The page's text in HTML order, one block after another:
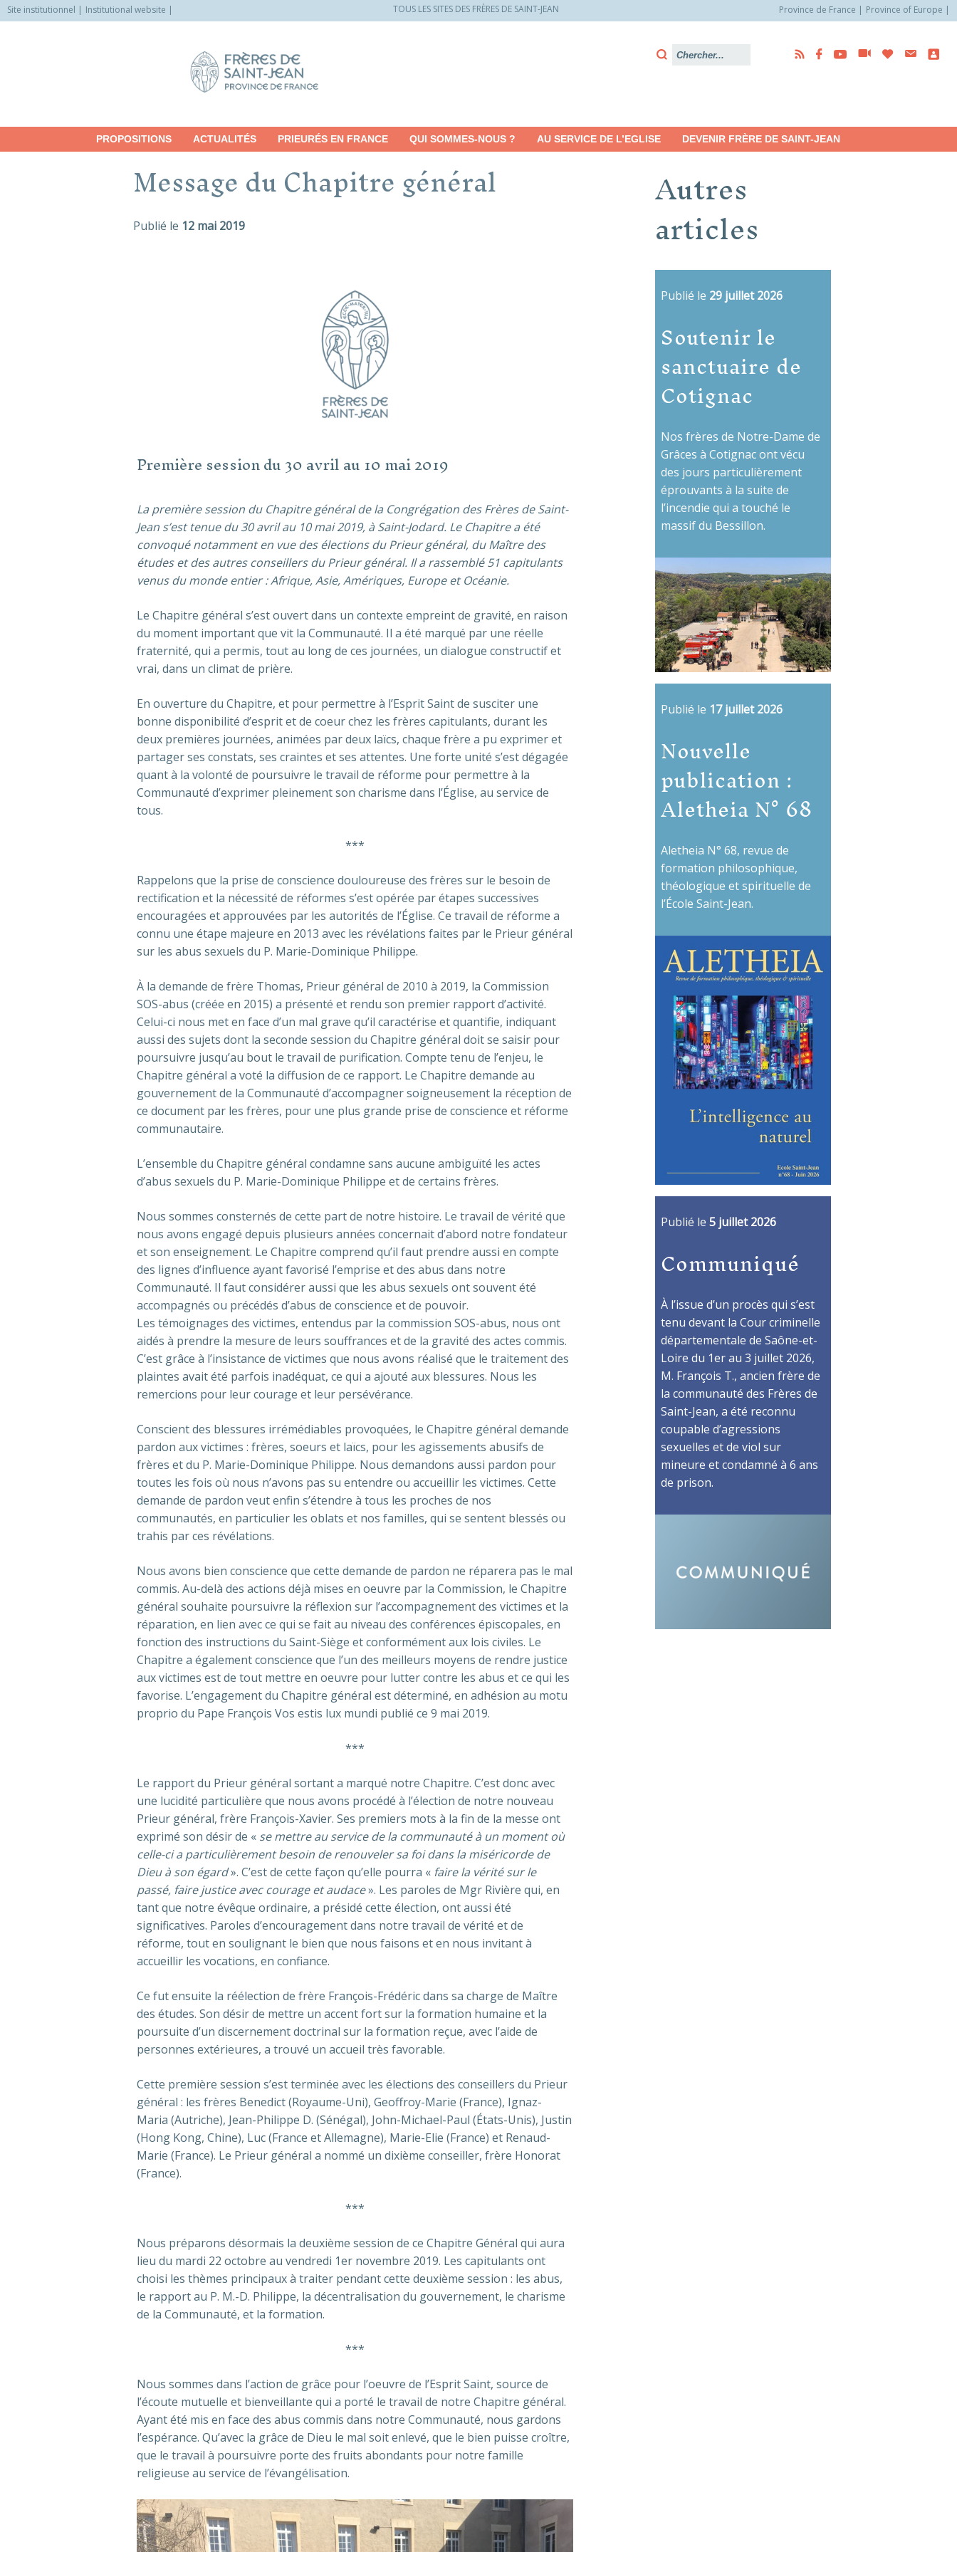
Site institutionnel Institutional website TOUS LES SITES DES FRÈRES DE SAINT-JEAN Province de France
Province of Europe
PROPOSITIONS ACTUALITÉS PRIEURÉS EN FRANCE QUI SOMMES-NOUS ? AU SERVICE DE L’EGLISE DEVENIR FRÈRE DE SAINT-JEAN
Message du Chapitre général
Publié le 12 mai 2019
Première session du 30 avril au 10 mai 2019
La première session du Chapitre général de la Congrégation des Frères de Saint-
Jean s’est tenue du 30 avril au 10 mai 2019, à Saint-Jodard. Le Chapitre a été
convoqué notamment en vue des élections du Prieur général, du Maître des
études et desautres conseillers du Prieur général. Il a rassemblé 51 capitulants
venus du monde entier : Afrique, Asie, Amériques, Europe etOcéanie.
Le Chapitre général s’est ouvert dans un contexte empreint de gravité, en raison
du moment important que vit la Communauté. Il a été marqué par une réelle
fraternité, qui a permis, tout au long de ces journées, un dialogue constructif et
vrai, dans un climat de prière.
En ouverture du Chapitre, et pour permettre à l’Esprit Saint de susciter une
bonne disponibilité d’esprit et de coeur chez les frères capitulants, durant les
deux premières journées, animées par deux laïcs, chaque frère a pu exprimer et
partager ses constats, ses craintes et ses attentes. Une forte unité s’est dégagée
quant à la volonté de poursuivre le travail de réforme pour permettre à la
Communauté d’exprimer pleinement son charisme dans l’Église, au service de
tous.
***
Rappelons que la prise de conscience douloureuse des frères sur le besoin de
rectification et la nécessité de réformes s’est opérée par étapes successives
encouragées et approuvées par les autorités de l’Église. Ce travail de réforme a
connu une étape majeure en 2013 avec les révélations faites par le Prieur général
sur les abus sexuels du P. Marie-Dominique Philippe.
À la demande de frère Thomas, Prieur général de 2010 à 2019, la Commission
SOS-abus (créée en 2015) a présenté et rendu son premier rapport d’activité.
Celui-ci nous met en face d’un mal grave qu’il caractérise et quantifie, indiquant
aussi des sujets dont la seconde session du Chapitre général doit se saisir pour
poursuivre jusqu’au bout le travail de purification. Compte tenu de l’enjeu, le
Chapitre général a voté la diffusion de ce rapport. Le Chapitre demande au
gouvernement de la Communauté d’accompagner soigneusement la réception de
ce document par les frères, pour une plus grande prise de conscience et réforme
communautaire.
L’ensemble du Chapitre général condamne sans aucune ambiguïté les actes
d’abus sexuels du P. Marie-Dominique Philippe et de certains frères.
Nous sommes consternés de cette part de notre histoire. Le travail de vérité que
nous avons engagé depuis plusieurs années concernait d’abord notre fondateur
et son enseignement. Le Chapitre comprend qu’il faut prendre aussi en compte
des lignes d’influence ayant favorisé l’emprise et des abus dans notre
Communauté. Il faut considérer aussi que les abus sexuels ont souvent été
accompagnés ou précédés d’abus de conscience et de pouvoir.
Les témoignages des victimes, entendus par la commission SOS-abus, nous ont
aidés à prendre la mesure de leurs souffrances et de la gravité des actes commis.
C’est grâce à l’insistance de victimes que nous avons réalisé que le traitement des
plaintes avait été parfois inadéquat, ce qui a ajouté aux blessures. Nous les
remercions pour leur courage et leur persévérance.
Conscient des blessures irrémédiables provoquées, le Chapitre général demande
pardon aux victimes : frères, soeurs et laïcs, pour les agissements abusifs de
frères et du P. Marie-Dominique Philippe. Nous demandons aussi pardon pour
toutes les fois où nous n’avons pas su entendre ou accueillir les victimes. Cette
demande de pardon veut enfin s’étendre à tous les proches de nos
communautés, en particulier les oblats et nos familles, qui se sentent blessés ou
trahis par ces révélations.
Nous avons bien conscience que cette demande de pardon ne réparera pas le mal
commis. Au-delà des actions déjà mises en oeuvre par la Commission, le Chapitre
général souhaite poursuivre la réflexion sur l’accompagnement des victimes et la
réparation, en lien avec ce qui se fait au niveau des conférences épiscopales, en
fonction des instructions du Saint-Siège et conformément aux lois civiles. Le
Chapitre a également conscience que l’un des meilleurs moyens de rendre justice
aux victimes est de tout mettre en oeuvre pour lutter contre les abus et ce qui les
favorise. L’engagement du Chapitre général est déterminé, en adhésion au motu
proprio du Pape François Vos estis lux mundi publié ce 9 mai 2019.
***
Le rapport du Prieur général sortant a marqué notre Chapitre. C’est donc avec
une lucidité particulière que nous avons procédé à l’élection de notre nouveau
Prieur général, frère François-Xavier. Ses premiers mots à la fin de la messe ont
exprimé son désir de « se mettre au service de la communauté à un moment où
celle-ci a particulièrement besoin derenouveler sa foi dans la miséricorde de
Dieu à son égard». C’est de cette façon qu’elle pourra « faire la vérité sur le
passé, faire justice avec courage et audace». Les paroles de Mgr Rivière qui, en
tant que notre évêque ordinaire, a présidé cette élection, ont aussi été
significatives. Paroles d’encouragement dans notre travail de vérité et de
réforme, tout en soulignant le bien que nous faisons et en nous invitant à
accueillir les vocations, en confiance.
Ce fut ensuite la réélection de frère François-Frédéric dans sa charge de Maître
des études. Son désir de mettre un accent fort sur la formation humaine et la
poursuite d’un discernement doctrinal sur la formation reçue, avec l’aide de
personnes extérieures, a trouvé un accueil très favorable.
Cette première session s’est terminée avec les élections des conseillers du Prieur
général : les frères Benedict (Royaume-Uni), Geoffroy-Marie (France), Ignaz-
Maria (Autriche), Jean-Philippe D. (Sénégal), John-Michael-Paul (États-Unis), Justin
(Hong Kong, Chine), Luc (France et Allemagne), Marie-Elie (France) et Renaud-
Marie (France). Le Prieur général a nommé un dixième conseiller, frère Honorat
(France).
***
Nous préparons désormais la deuxième session de ce Chapitre Général qui aura
lieu du mardi 22 octobre au vendredi 1er novembre 2019. Les capitulants ont
choisi les thèmes principaux à traiter pendant cette deuxième session : les abus,
le rapport au P. M.-D. Philippe, la décentralisation du gouvernement, le charisme
de la Communauté, et la formation.
***
Nous sommes dans l’action de grâce pour l’oeuvre de l’Esprit Saint, source de
l’écoute mutuelle et bienveillante qui a porté le travail de notre Chapitre général.
Ayant été mis en face des abus commis dans notre Communauté, nous gardons
l’espérance. Qu’avec la grâce de Dieu le mal soit enlevé, que le bien puisse croître,
que le travail à poursuivre porte des fruits abondants pour notre famille
religieuse au service de l’évangélisation.
Autres
articles
Publié le 29 juillet 2026
Soutenir le
sanctuaire de
Cotignac
Nos frères de Notre-Dame de
Grâces à Cotignac ont vécu
des jours particulièrement
éprouvants à la suite de
l’incendie qui a touché le
massif du Bessillon.
Publié le 17 juillet 2026
Nouvelle
publication :
Aletheia N° 68
Aletheia N° 68, revue de
formation philosophique,
théologique et spirituelle de
l’École Saint-Jean.
Publié le 5 juillet 2026
Communiqué
À l’issue d’un procès qui s’est
tenu devant la Cour criminelle
départementale de Saône-et-
Loire du 1er au 3 juillet 2026,
M. François T., ancien frère de
la communauté des Frères de
Saint-Jean, a été reconnu
coupable d’agressions
sexuelles et de viol sur
mineure et condamné à 6 ans
de prison.